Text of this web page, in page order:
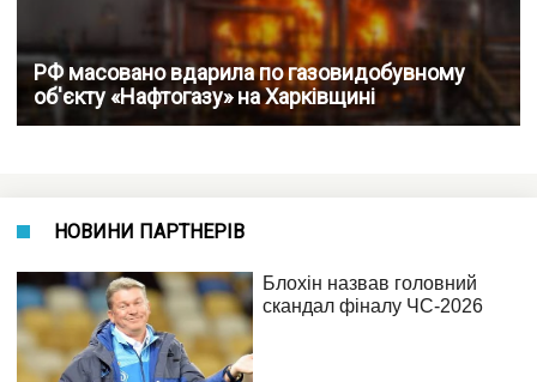
РФ масовано вдарила по газовидобувному
об'єкту «Нафтогазу» на Харківщині
НОВИНИ ПАРТНЕРІВ